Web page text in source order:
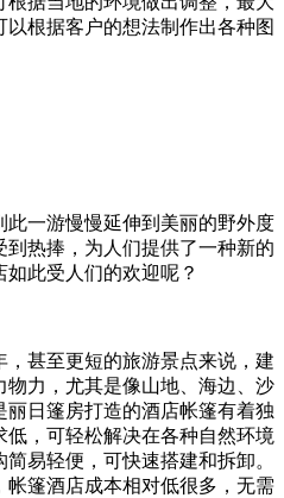
根据客户的想法制作出各种图
一游慢慢延伸到美丽的野外度
热捧，为人们提供了一种新的
此受人们的欢迎呢？
甚至更短的旅游景点来说，建
力，尤其是像山地、海边、沙
日篷房打造的酒店帐篷有着独
，可轻松解决在各种自然环境
易轻便，可快速搭建和拆卸。
篷酒店成本相对低很多，无需